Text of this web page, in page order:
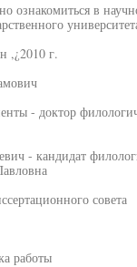
ознакомиться в
,¿2010 г.
- доктор
- кандидат
совета
работы